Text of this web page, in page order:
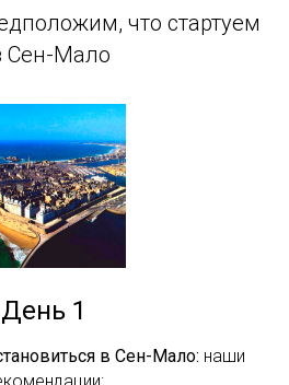
что стартуем
Сен-Мало
День 1
в Сен-Мало: наши